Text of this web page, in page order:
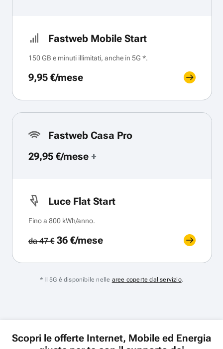
Fastweb Mobile Start
150 GB e minuti illimitati, anche in 5G *.
9,95 €/mese
Fastweb Casa Pro
29,95 €/mese +
Luce Flat Start
Fino a 800 kWh/anno.
da 47 €36 €/mese
* Il 5G è disponibile nelle aree coperte dal servizio.
Scopri le offerte Internet, Mobile ed Energia